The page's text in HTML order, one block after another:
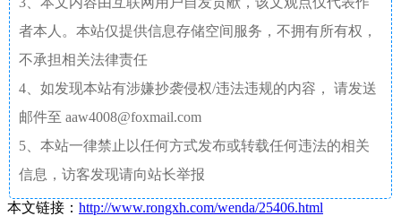
者本人。本站仅提供信息存储空间服务，不拥有所有权，
不承担相关法律责任
4、如发现本站有涉嫌抄袭侵权/违法违规的内容， 请发送
邮件至 aaw4008@foxmail.com
5、本站一律禁止以任何方式发布或转载任何违法的相关
信息，访客发现请向站长举报
本文链接： http://www.rongxh.com/wenda/25406.html